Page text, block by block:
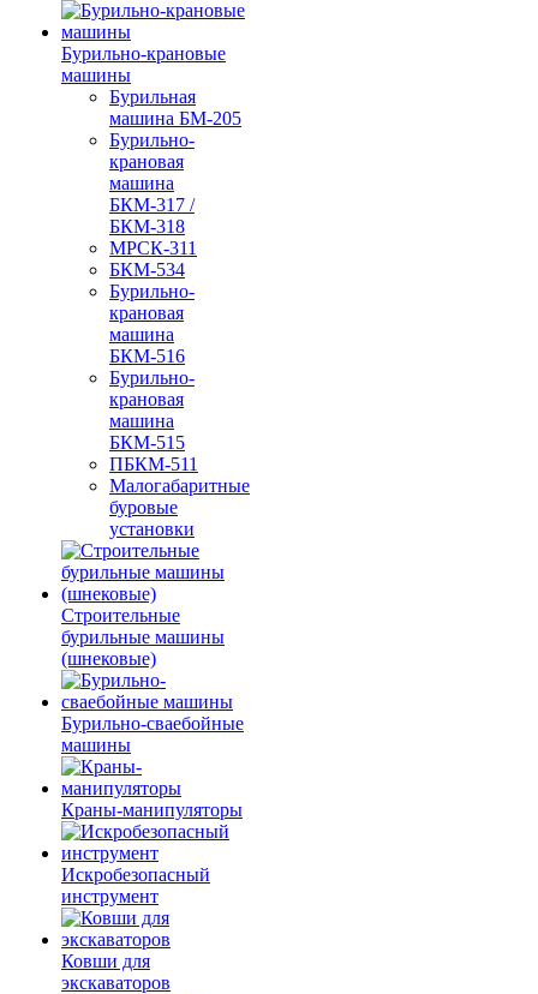
Бурильно-крановые
машины
Бурильная
машина БМ-205
Бурильно-
крановая
машина
БКМ-317 /
БКМ-318
МРСК-311
БКМ-534
Бурильно-
крановая
машина
БКМ-516
Бурильно-
крановая
машина
БКМ-515
ПБКМ-511
Малогабаритные
буровые
установки
Строительные
бурильные машины
(шнековые)
Бурильно-сваебойные
машины
Краны-манипуляторы
Искробезопасный
инструмент
Ковши для
экскаваторов